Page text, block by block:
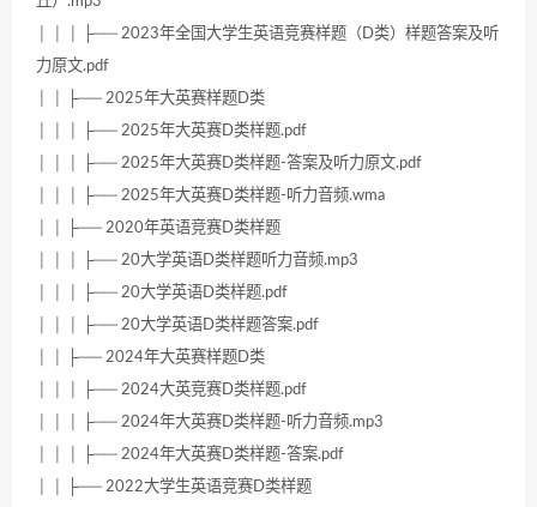
│ │ │ ├── 2023年全国大学生英语竞赛样题（D类）样题答案及听
力原文.pdf
│ │ ├── 2025年大英赛样题D类
│ │ │ ├── 2025年大英赛D类样题.pdf
│ │ │ ├── 2025年大英赛D类样题-答案及听力原文.pdf
│ │ │ ├── 2025年大英赛D类样题-听力音频.wma
│ │ ├── 2020年英语竞赛D类样题
│ │ │ ├── 20大学英语D类样题听力音频.mp3
│ │ │ ├── 20大学英语D类样题.pdf
│ │ │ ├── 20大学英语D类样题答案.pdf
│ │ ├── 2024年大英赛样题D类
│ │ │ ├── 2024大英竞赛D类样题.pdf
│ │ │ ├── 2024年大英赛D类样题-听力音频.mp3
│ │ │ ├── 2024年大英赛D类样题-答案.pdf
│ │ ├── 2022大学生英语竞赛D类样题